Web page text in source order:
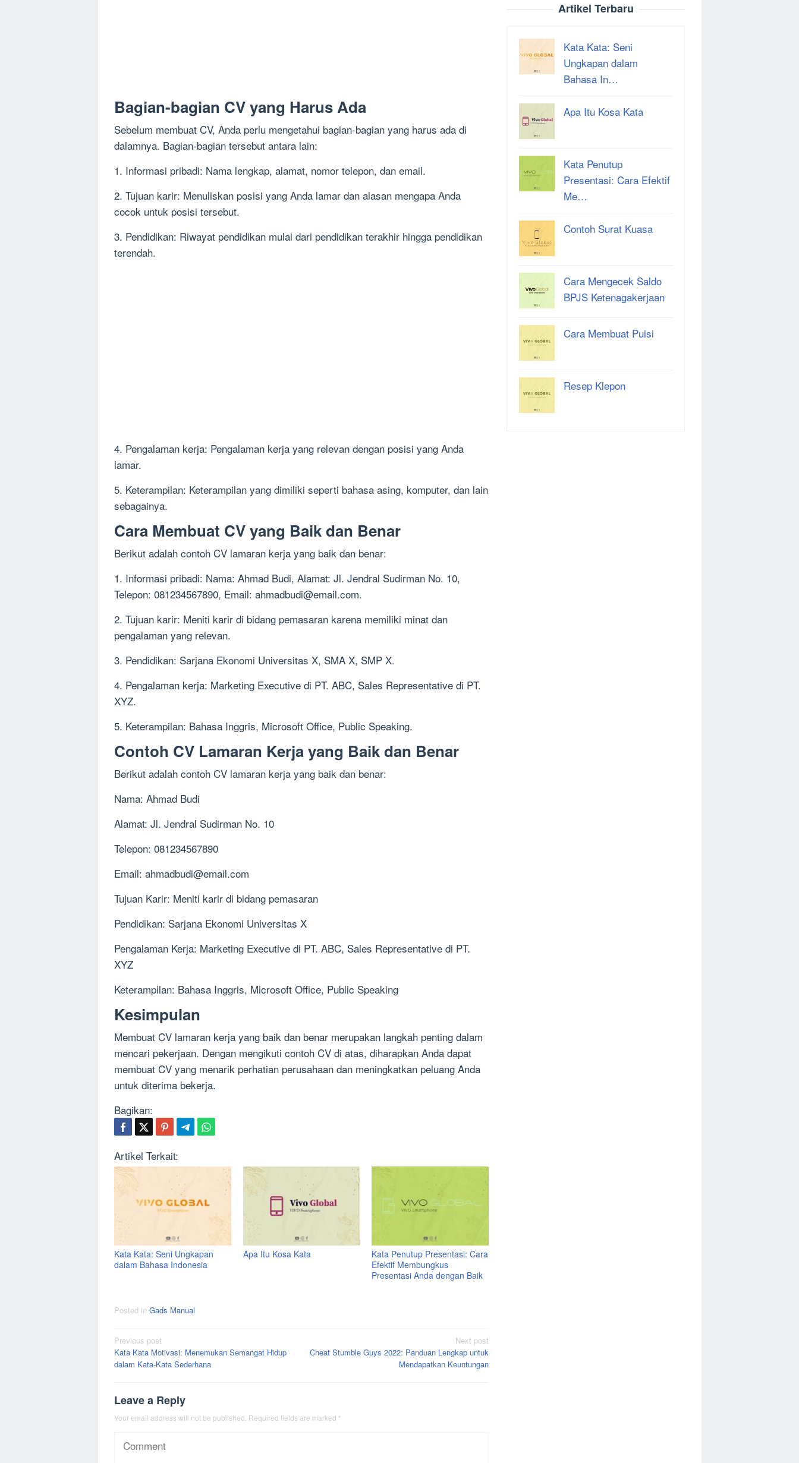
Bagian-bagian CV yang Harus Ada
Sebelum membuat CV, Anda perlu mengetahui bagian-bagian yang harus ada di
dalamnya. Bagian-bagian tersebut antara lain:
1. Informasi pribadi: Nama lengkap, alamat, nomor telepon, dan email.
2. Tujuan karir: Menuliskan posisi yang Anda lamar dan alasan mengapa Anda
cocok untuk posisi tersebut.
3. Pendidikan: Riwayat pendidikan mulai dari pendidikan terakhir hingga pendidikan
terendah.
4. Pengalaman kerja: Pengalaman kerja yang relevan dengan posisi yang Anda
lamar.
5. Keterampilan: Keterampilan yang dimiliki seperti bahasa asing, komputer, dan lain
sebagainya.
Cara Membuat CV yang Baik dan Benar
Berikut adalah contoh CV lamaran kerja yang baik dan benar:
1. Informasi pribadi: Nama: Ahmad Budi, Alamat: Jl. Jendral Sudirman No. 10,
Telepon: 081234567890, Email: ahmadbudi@email.com.
2. Tujuan karir: Meniti karir di bidang pemasaran karena memiliki minat dan
pengalaman yang relevan.
3. Pendidikan: Sarjana Ekonomi Universitas X, SMA X, SMP X.
4. Pengalaman kerja: Marketing Executive di PT. ABC, Sales Representative di PT.
XYZ.
5. Keterampilan: Bahasa Inggris, Microsoft Office, Public Speaking.
Contoh CV Lamaran Kerja yang Baik dan Benar
Berikut adalah contoh CV lamaran kerja yang baik dan benar:
Nama: Ahmad Budi
Alamat: Jl. Jendral Sudirman No. 10
Telepon: 081234567890
Email: ahmadbudi@email.com
Tujuan Karir: Meniti karir di bidang pemasaran
Pendidikan: Sarjana Ekonomi Universitas X
Pengalaman Kerja: Marketing Executive di PT. ABC, Sales Representative di PT.
XYZ
Keterampilan: Bahasa Inggris, Microsoft Office, Public Speaking
Kesimpulan
Membuat CV lamaran kerja yang baik dan benar merupakan langkah penting dalam
mencari pekerjaan. Dengan mengikuti contoh CV di atas, diharapkan Anda dapat
membuat CV yang menarik perhatian perusahaan dan meningkatkan peluang Anda
untuk diterima bekerja.
Bagikan:
Artikel Terkait:
Kata Kata: Seni Ungkapan
dalam Bahasa Indonesia
Apa Itu Kosa Kata
Kata Penutup Presentasi: Cara
Efektif Membungkus
Presentasi Anda dengan Baik
Posted in Gads Manual
Post
navigation
Previous post
Kata Kata Motivasi: Menemukan Semangat Hidup
dalam Kata-Kata Sederhana
Next post
Cheat Stumble Guys 2022: Panduan Lengkap untuk
Mendapatkan Keuntungan
Leave a Reply
Your email address will not be published. Required fields are marked *
Artikel Terbaru
Kata Kata: Seni
Ungkapan dalam
Bahasa In…
Apa Itu Kosa Kata
Kata Penutup
Presentasi: Cara Efektif
Me…
Contoh Surat Kuasa
Cara Mengecek Saldo
BPJS Ketenagakerjaan
Cara Membuat Puisi
Resep Klepon